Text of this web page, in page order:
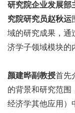
研究院企业发展部
究院研究员赵秋运
域的研究成果，通
济学子领域模块的
颜建晔副教授首先
的背景和研究范围
经济学其他应用）